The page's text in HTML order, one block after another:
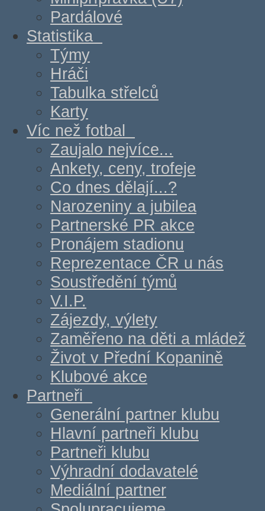
Pardálové
Statistika
Týmy
Hráči
Tabulka střelců
Karty
Víc než fotbal
Zaujalo nejvíce...
Ankety, ceny, trofeje
Co dnes dělají...?
Narozeniny a jubilea
Partnerské PR akce
Pronájem stadionu
Reprezentace ČR u nás
Soustředění týmů
V.I.P.
Zájezdy, výlety
Zaměřeno na děti a mládež
Život v Přední Kopanině
Klubové akce
Partneři
Generální partner klubu
Hlavní partneři klubu
Partneři klubu
Výhradní dodavatelé
Mediální partner